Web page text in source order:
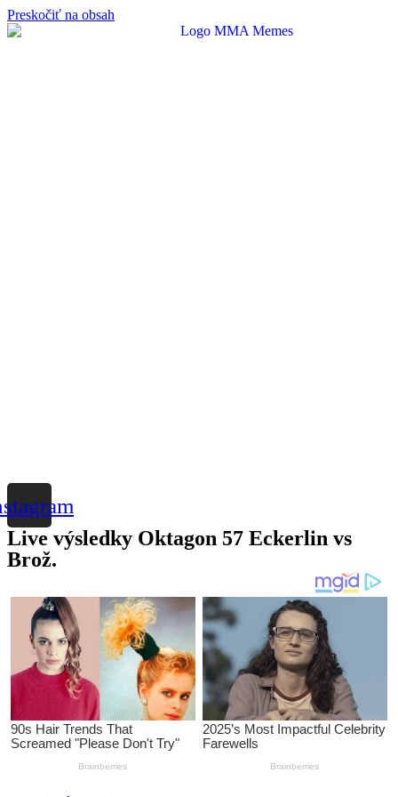
Preskočiť na obsah
Live výsledky Oktagon 57 Eckerlin vs
Brož.